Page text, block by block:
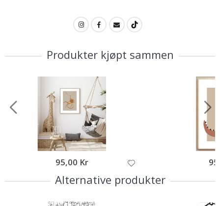
Produkter kjøpt sammen
95,00 Kr
Alternative produkter